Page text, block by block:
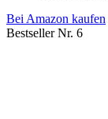
Bei Amazon kaufen
Bestseller Nr. 6